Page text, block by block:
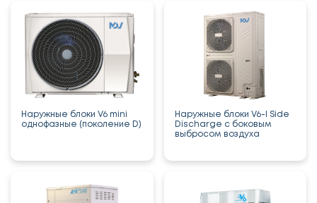
Наружные блоки V6 mini
однофазные (поколение D)
Наружные блоки V6-I Side
Discharge с боковым
выбросом воздуха